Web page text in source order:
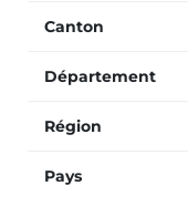
Canton
Département
Région
Pays